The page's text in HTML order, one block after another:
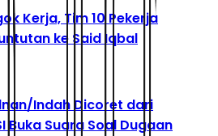
Kerja, Tim 10 Pekerja
ke Said Iqbal
Indah Dicoret dari
Buka Suara Soal Dugaan